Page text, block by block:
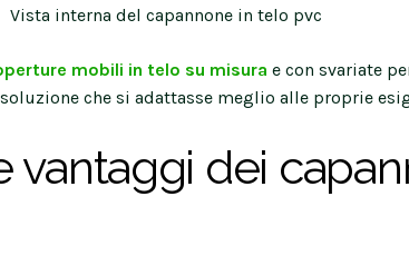
Vista interna del capannone in telo pvc
mobili in telo su misura e con svariate
che si adattasse meglio alle proprie
vantaggi dei